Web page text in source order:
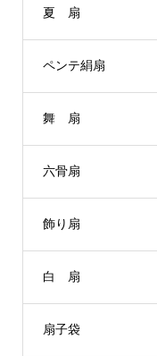
夏 扇
ペンテ絹扇
舞 扇
六骨扇
飾り扇
白 扇
扇子袋